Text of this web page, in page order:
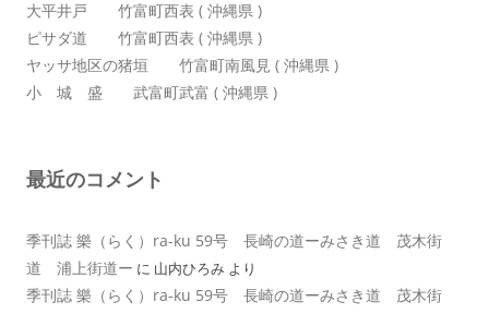
大平井戸 竹富町西表 ( 沖縄県 )
ピサダ道 竹富町西表 ( 沖縄県 )
ヤッサ地区の猪垣 竹富町南風見 ( 沖縄県 )
小 城 盛 武富町武富 ( 沖縄県 )
最近のコメント
季刊誌 樂（らく）ra-ku 59号 長崎の道ーみさき道 茂木街
道 浦上街道ー に 山内ひろみ より
季刊誌 樂（らく）ra-ku 59号 長崎の道ーみさき道 茂木街